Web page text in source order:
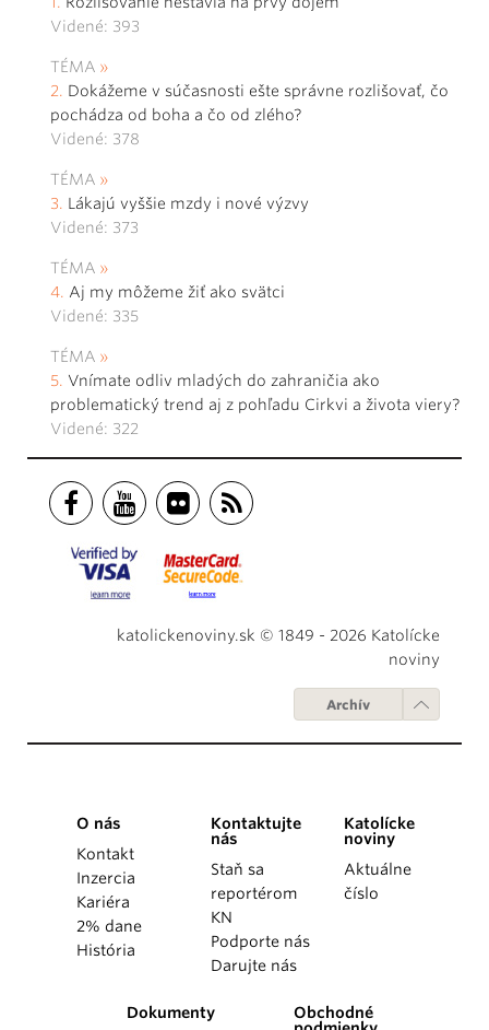
Videné: 393
TÉMA
Dokážeme v súčasnosti ešte správne rozlišovať, čo
pochádza od boha a čo od zlého?
Videné: 378
TÉMA
Lákajú vyššie mzdy i nové výzvy
Videné: 373
TÉMA
Aj my môžeme žiť ako svätci
Videné: 335
TÉMA
Vnímate odliv mladých do zahraničia ako
problematický trend aj z pohľadu Cirkvi a života viery?
Videné: 322
katolickenoviny.sk © 1849 - 2026 Katolícke
noviny
Archív
O nás
Kontakt
Inzercia
Kariéra
2% dane
História
Kontaktujte
nás
Staň sa
reportérom
KN
Podporte nás
Darujte nás
Katolícke
noviny
Aktuálne
číslo
Dokumenty
Obchodné